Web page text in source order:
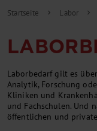
Startseite chevron_right Labor chevron_right
Laborbedarf gilt es
Analytik, Forschung
Kliniken und
und Fachschulen. Und
öffentlichen und